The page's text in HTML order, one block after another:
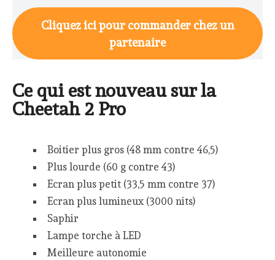
Cliquez ici pour commander chez un
partenaire
Ce qui est nouveau sur la
Cheetah 2 Pro
Boitier plus gros (48 mm contre 46,5)
Plus lourde (60 g contre 43)
Ecran plus petit (33,5 mm contre 37)
Ecran plus lumineux (3000 nits)
Saphir
Lampe torche à LED
Meilleure autonomie